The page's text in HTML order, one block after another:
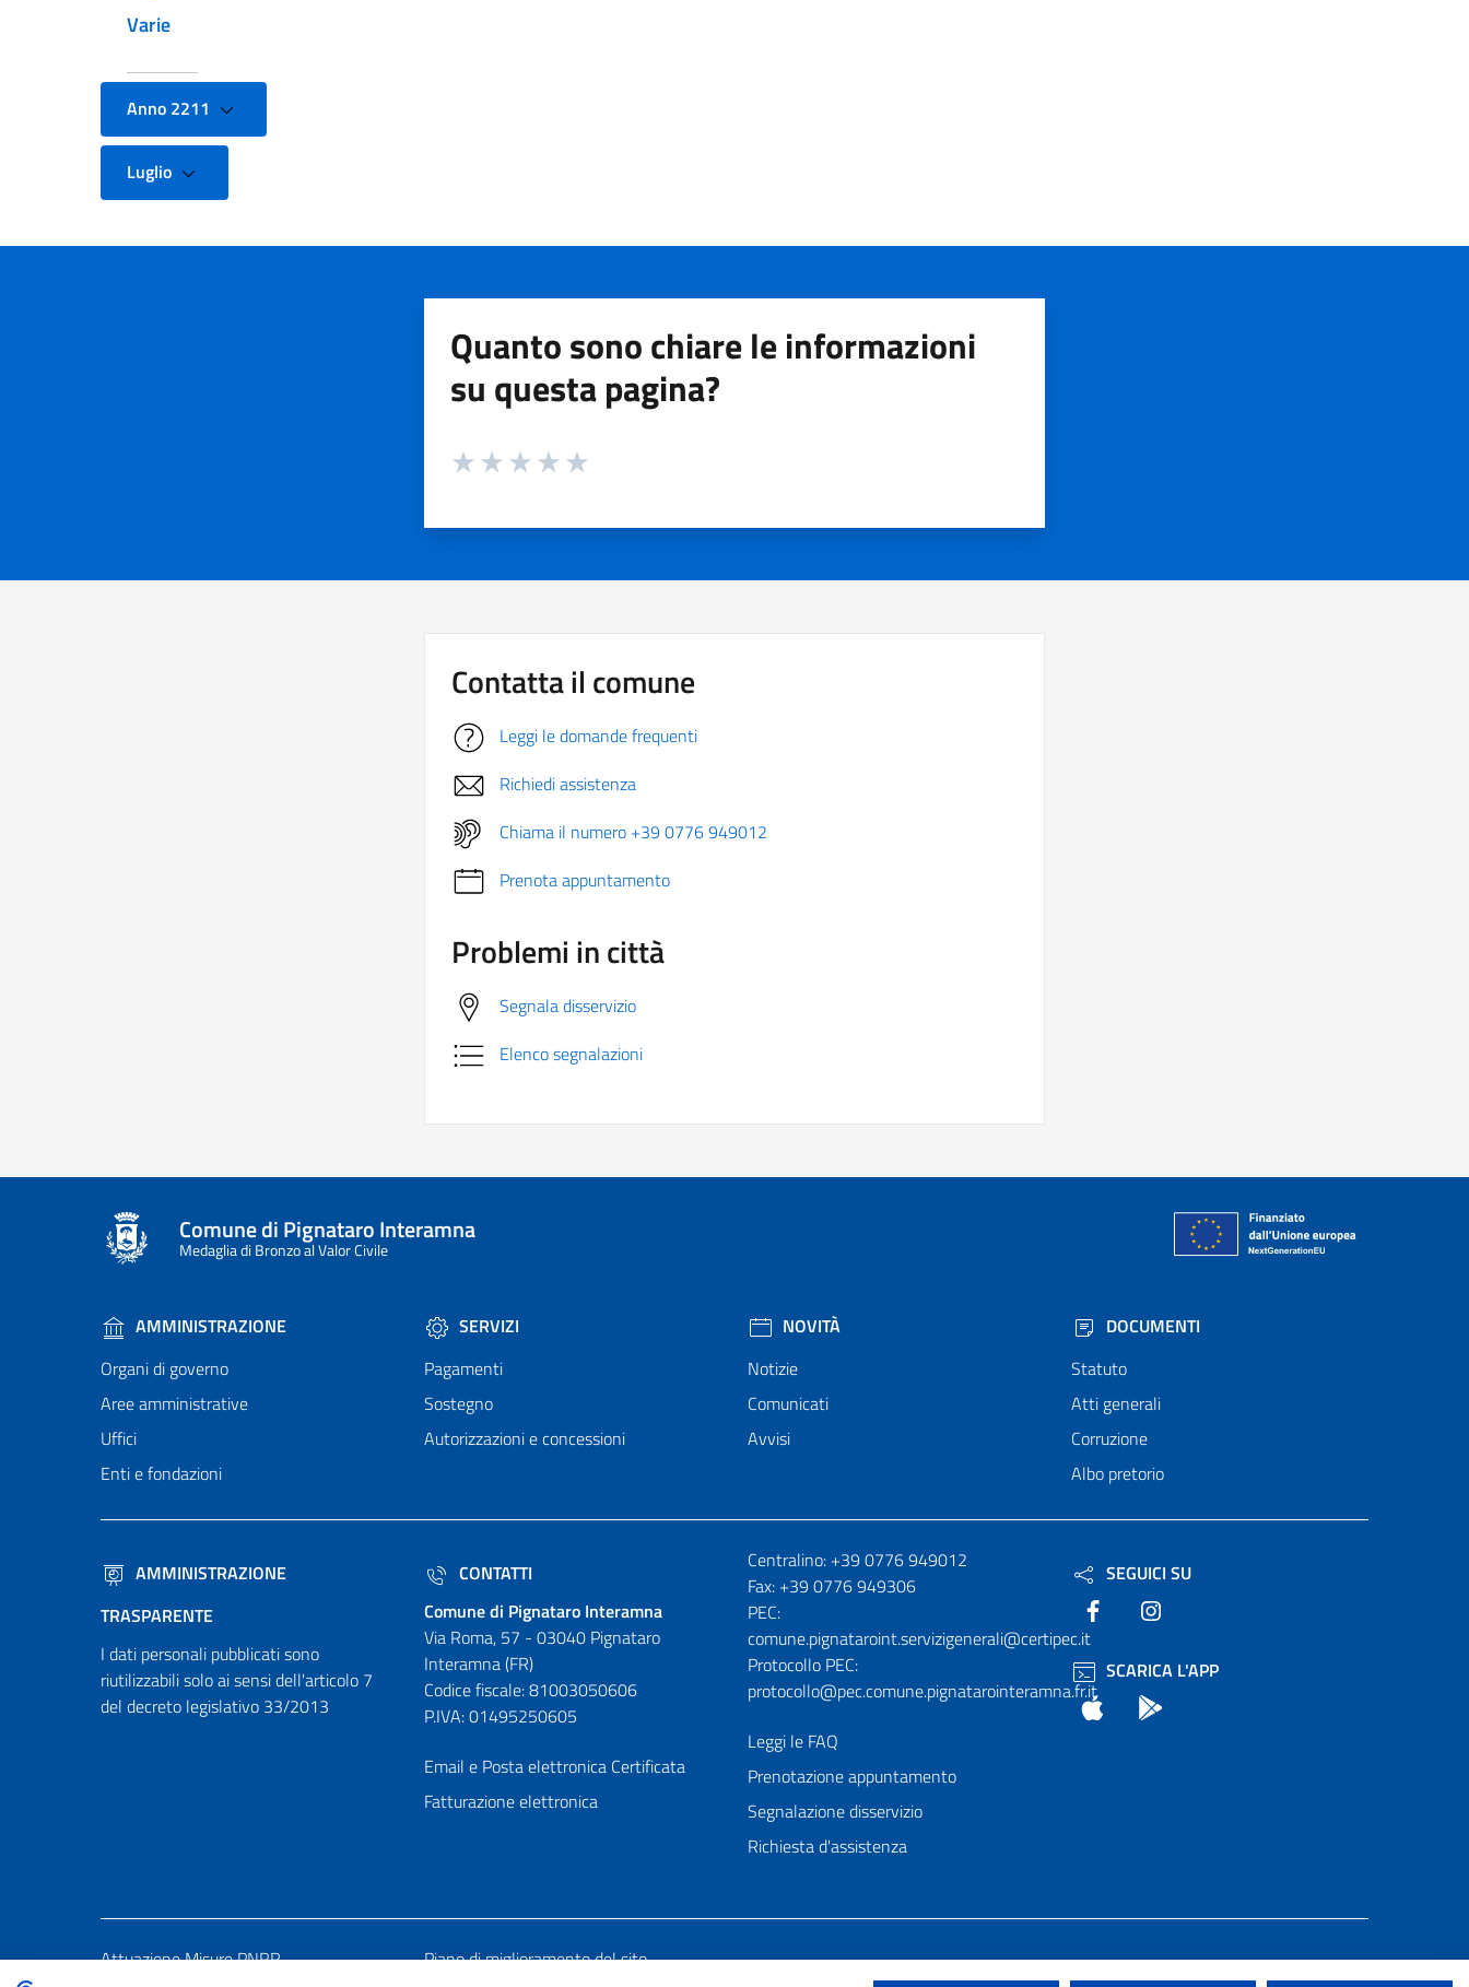
Varie
Anno 2211
Luglio
Quanto sono chiare le informazioni
su questa pagina?
Valuta da 1 a 5 stelle la pagina
Contatta il comune
Leggi le domande frequenti
Richiedi assistenza
Chiama il numero +39 0776 949012
Prenota appuntamento
Problemi in città
Segnala disservizio
Elenco segnalazioni
Comune di Pignataro Interamna
Medaglia di Bronzo al Valor Civile
AMMINISTRAZIONE
Organi di governo
Aree amministrative
Uffici
Enti e fondazioni
SERVIZI
Pagamenti
Sostegno
Autorizzazioni e concessioni
NOVITÀ
Notizie
Comunicati
Avvisi
DOCUMENTI
Statuto
Atti generali
Corruzione
Albo pretorio
AMMINISTRAZIONE
TRASPARENTE
I dati personali pubblicati sono
riutilizzabili solo ai sensi dell'articolo 7
del decreto legislativo 33/2013
CONTATTI
Comune di Pignataro Interamna
Via Roma, 57 - 03040 Pignataro
Interamna (FR)
Codice fiscale: 81003050606
P.IVA: 01495250605
Email e Posta elettronica Certificata
Fatturazione elettronica
Numeri utili
Centralino: +39 0776 949012
Fax: +39 0776 949306
PEC:
comune.pignataroint.servizigenerali@certipec.it
Protocollo PEC:
protocollo@pec.comune.pignatarointeramna.fr.it
Leggi le FAQ
Prenotazione appuntamento
Segnalazione disservizio
Richiesta d'assistenza
SEGUICI SU
Facebook
SCARICA L'APP
App Store
Attuazione Misure PNRR Piano di miglioramento del sito